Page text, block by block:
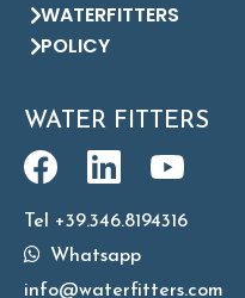
WATERFITTERS
POLICY
WATER FITTERS
Tel +39.346.8194316
Whatsapp
info@waterfitters.com